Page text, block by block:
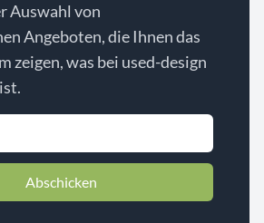
Auswahl von
Angeboten, die Ihnen das
zeigen, was bei used-design
Abschicken